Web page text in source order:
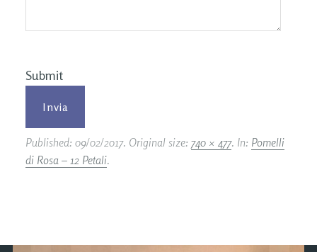
Submit
Published: 09/02/2017. Original size: 740 × 477. In: Pomelli
di Rosa – 12 Petali.